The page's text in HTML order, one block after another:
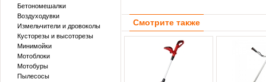
Бетономешалки
Воздуходувки
Измельчители и дровоколы
Кусторезы и высоторезы
Минимойки
Мотоблоки
Мотобуры
Пылесосы
Смотрите также